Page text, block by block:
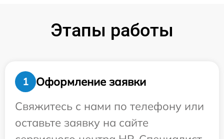
Этапы работы
1
Оформление заявки
Свяжитесь с нами по телефону или
оставьте заявку на сайте